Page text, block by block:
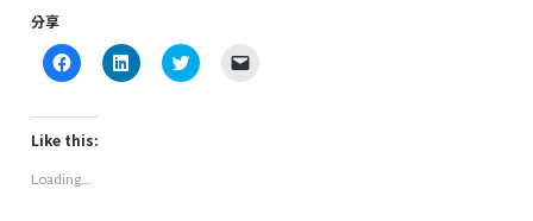
分享
Click
to
Facebook
(Opens
in
window)
Click
to
Click
to
Like this:
Loading...